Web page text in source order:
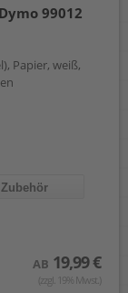
m
m
99012
Papier, weiß,
Zubehör
AB 19,99 €
(zzgl. 19% Mwst.)